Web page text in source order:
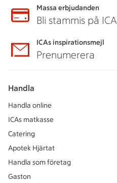
Massa erbjudanden
Bli stammis på ICA
ICAs inspirationsmejl
Prenumerera
Handla
Handla online
ICAs matkasse
Catering
Apotek Hjärtat
Handla som företag
Gaston